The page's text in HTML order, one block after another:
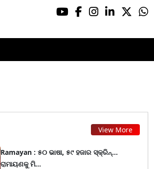
View More
Ramayan : ୫୦ ଭାଷା, ୫୯ ହଜାର ସ୍କ୍ରିନ୍...
ରାମାୟଣକୁ ମି...